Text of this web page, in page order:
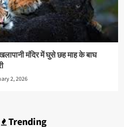
मंदिर में घुसे छह माह के बाघ
2, 2026
Trending